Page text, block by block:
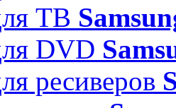
ТВ
DVD
ресиверов